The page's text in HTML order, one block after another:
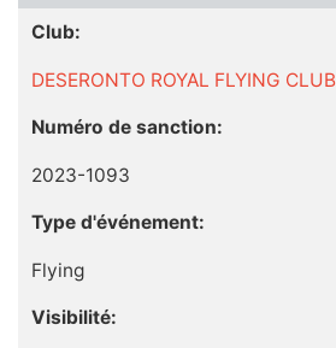
Club:
DESERONTO ROYAL FLYING CLUB
Numéro de sanction:
2023-1093
Type d'événement:
Flying
Visibilité: